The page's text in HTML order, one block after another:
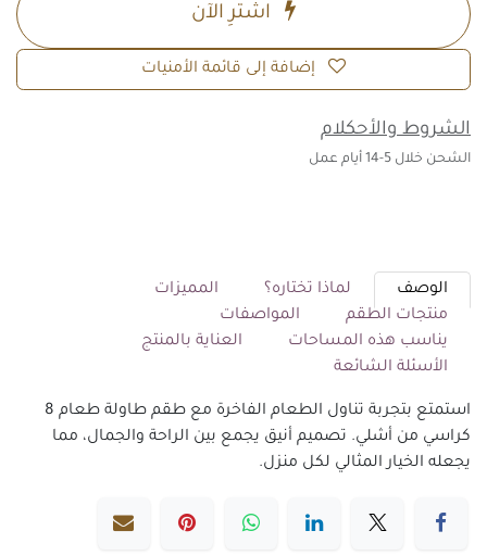
اشترِ الآن
إضافة إلى قائمة الأمنيات
الشروط والأحكلام
الشحن خلال 5-14 أيام عمل
الوصف لماذا تختاره؟
المميزات
منتجات الطقم
المواصفات
يناسب هذه المساحات
العناية بالمنتج
الأسئلة الشائعة
استمتع بتجربة تناول الطعام الفاخرة مع طقم طاولة طعام 8
كراسي من أشلي. تصميم أنيق يجمع بين الراحة والجمال، مما
يجعله الخيار المثالي لكل منزل.